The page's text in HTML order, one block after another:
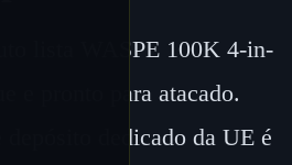
lista WASPE 100K 4-in-
e pronto para atacado.
depósito dedicado da UE é